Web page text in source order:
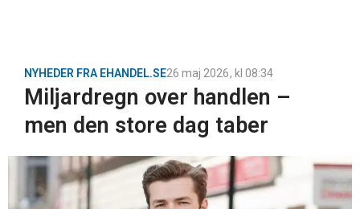
NYHEDER FRA EHANDEL.SE26 maj 2026, kl 08:34
Miljardregn over handlen –
men den store dag taber